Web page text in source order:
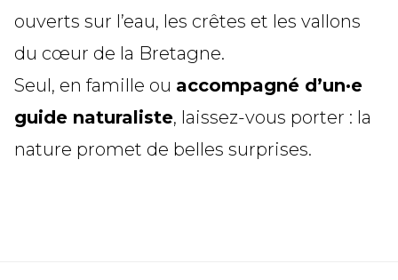
ouverts sur l’eau, les crêtes et les vallons
du cœur de la Bretagne.
Seul, en famille ou accompagné d’un·e
guide naturaliste, laissez-vous porter : la
nature promet de belles surprises.